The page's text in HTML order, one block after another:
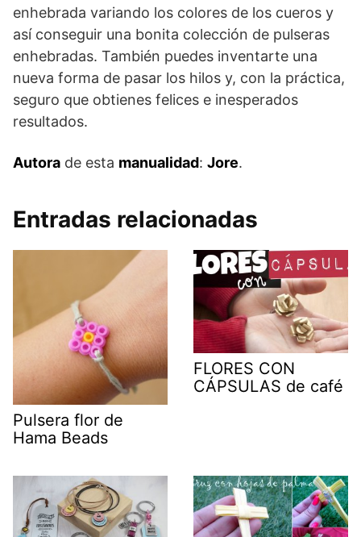
enhebrada variando los colores de los cueros y
así conseguir una bonita colección de pulseras
enhebradas. También puedes inventarte una
nueva forma de pasar los hilos y, con la práctica,
seguro que obtienes felices e inesperados
resultados.
Autora de esta manualidad: Jore.
Entradas relacionadas
Pulsera flor de
Hama Beads
FLORES CON
CÁPSULAS de café